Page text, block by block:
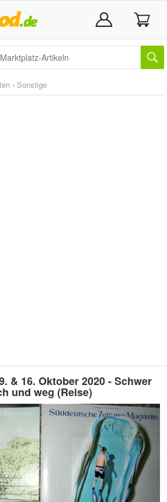
› Sonstige
& 16. Oktober 2020 - Schwer
und weg (Reise)